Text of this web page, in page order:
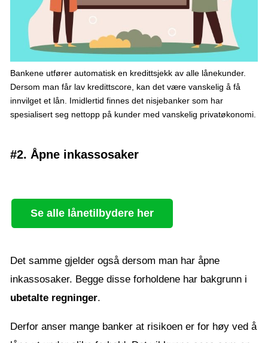
Bankene utfører automatisk en kredittsjekk av alle lånekunder.
Dersom man får lav kredittscore, kan det være vanskelig å få
innvilget et lån. Imidlertid finnes det nisjebanker som har
spesialisert seg nettopp på kunder med vanskelig privatøkonomi.
#2. Åpne inkassosaker
Se alle lånetilbydere her
Det samme gjelder også dersom man har åpne
inkassosaker. Begge disse forholdene har bakgrunn i
ubetalte regninger.
Derfor anser mange banker at risikoen er for høy ved å